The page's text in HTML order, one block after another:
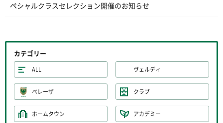
ペシャルクラスセレクション開催のお知らせ
カテゴリー
ALL ヴェルディ
ベレーザ クラブ
ホームタウン アカデミー